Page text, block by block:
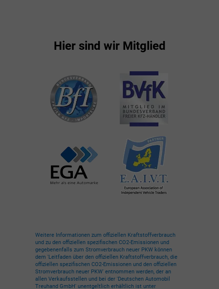
Hier sind wir Mitglied
Weitere Informationen zum offiziellen Kraftstoffverbrauch
und zu den offiziellen spezifischen CO2-Emissionen und
gegebenenfalls zum Stromverbrauch neuer PKW können
dem 'Leitfaden über den offiziellen Kraftstoffverbrauch, die
offiziellen spezifischen CO2-Emissionen und den offiziellen
Stromverbrauch neuer PKW' entnommen werden, der an
allen Verkaufsstellen und bei der 'Deutschen Automobil
Treuhand GmbH' unentgeltlich erhältlich ist unter